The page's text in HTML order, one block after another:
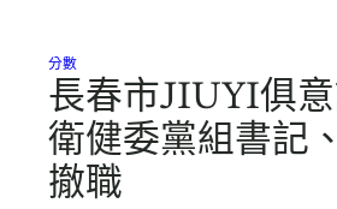
分數
長春市JIUYI俱
衛健委黨組書記
撤職